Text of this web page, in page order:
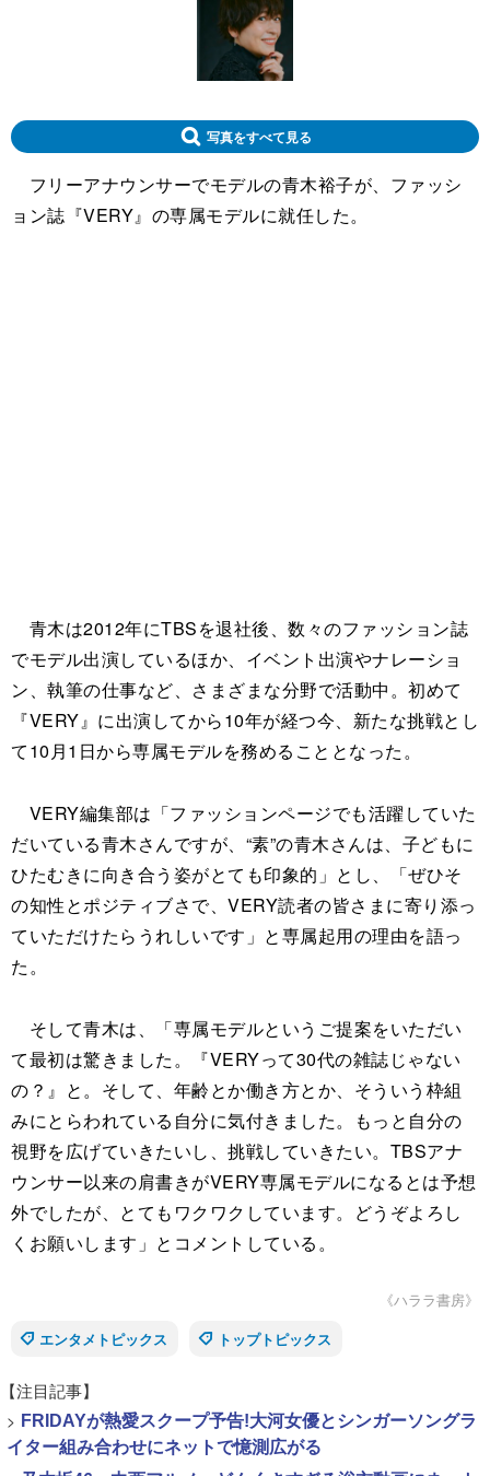
写真をすべて見る
フリーアナウンサーでモデルの青木裕子が、ファッシ
ョン誌『VERY』の専属モデルに就任した。
青木は2012年にTBSを退社後、数々のファッション誌
でモデル出演しているほか、イベント出演やナレーショ
ン、執筆の仕事など、さまざまな分野で活動中。初めて
『VERY』に出演してから10年が経つ今、新たな挑戦とし
て10月1日から専属モデルを務めることとなった。
VERY編集部は「ファッションページでも活躍していた
だいている青木さんですが、“素”の青木さんは、子どもに
ひたむきに向き合う姿がとても印象的」とし、「ぜひそ
の知性とポジティブさで、VERY読者の皆さまに寄り添っ
ていただけたらうれしいです」と専属起用の理由を語っ
た。
そして青木は、「専属モデルというご提案をいただい
て最初は驚きました。『VERYって30代の雑誌じゃない
の？』と。そして、年齢とか働き方とか、そういう枠組
みにとらわれている自分に気付きました。もっと自分の
視野を広げていきたいし、挑戦していきたい。TBSアナ
ウンサー以来の肩書きがVERY専属モデルになるとは予想
外でしたが、とてもワクワクしています。どうぞよろし
くお願いします」とコメントしている。
《ハララ書房》
エンタメトピックス
トップトピックス
【注目記事】
> FRIDAYが熱愛スクープ予告!大河女優とシンガーソングラ
イター組み合わせにネットで憶測広がる